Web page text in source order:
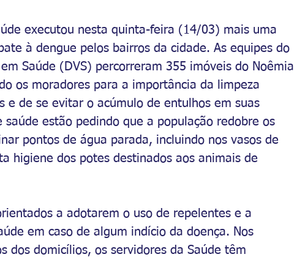
executou nesta quinta-feira (14/03) mais uma
à dengue pelos bairros da cidade. As equipes do
Saúde (DVS) percorreram 355 imóveis do Noêmia
os moradores para a importância da limpeza
e de se evitar o acúmulo de entulhos em suas
saúde estão pedindo que a população redobre os
pontos de água parada, incluindo nos vasos de
higiene dos potes destinados aos animais de
a adotarem o uso de repelentes e a
em caso de algum indício da doença. Nos
dos domicílios, os servidores da Saúde têm